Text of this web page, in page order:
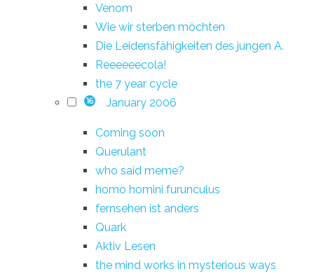
Venom
Wie wir sterben möchten
Die Leidensfähigkeiten des jungen A.
Reeeeeecola!
the 7 year cycle
16 January 2006
Coming soon
Querulant
who said meme?
homo homini furunculus
fernsehen ist anders
Quark
Aktiv Lesen
the mind works in mysterious ways